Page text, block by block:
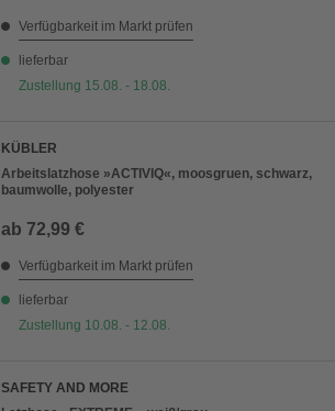
Verfügbarkeit im Markt prüfen
lieferbar
Zustellung 15.08. - 18.08.
KÜBLER
Arbeitslatzhose »ACTIVIQ«, moosgruen, schwarz,
baumwolle, polyester
ab 72,99 €
Verfügbarkeit im Markt prüfen
lieferbar
Zustellung 10.08. - 12.08.
SAFETY AND MORE